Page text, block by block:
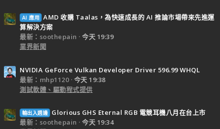
AI 應用 AMD 收購 Taalas，為快速成長的 AI 推論市場帶來先進運
算解決方案
最新：soothepain
今天 19:39
業界新聞
NVIDIA GeForce Vulkan Developer Driver 596.99 WHQL
最新：mhp1120
今天 19:38
測試軟體、驅動程式提供
輸出入週邊
Glorious GHS Eternal RGB 電競耳機八月在台上市
最新：soothepain
今天 19:34